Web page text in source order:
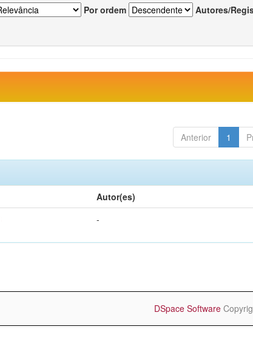
Por ordem Autores/
Anterior 1
Autor(es)
-
DSpace Software